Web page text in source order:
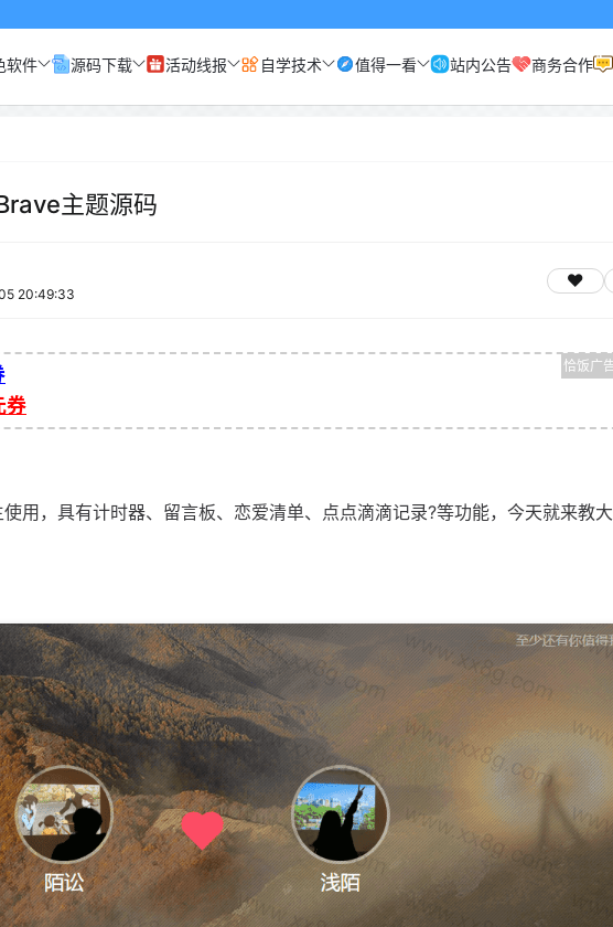
软件 源码下载 活动线报 自学技术 值得一看 站内公告 商务合作
主题源码
20:49:33
券
用，具有计时器、留言板、恋爱清单、点点滴滴记录?等功能，今天就来教